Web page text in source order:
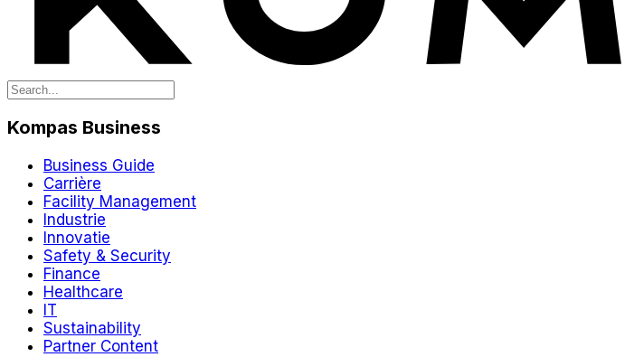
Kompas Business
Business Guide
Carrière
Facility Management
Industrie
Innovatie
Safety & Security
Finance
Healthcare
IT
Sustainability
Partner Content